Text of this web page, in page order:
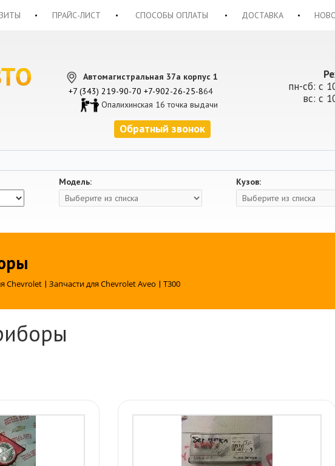
ПРАЙС-ЛИСТ СПОСОБЫ ОПЛАТЫ ДОСТАВКА
Автомагистральная 37а корпус 1
+7 (343) 219-90-70 +7-902-26-25-864
Опалихинская 16 точка выдачи
Обратный звонок
пн-сб: с
вс: с
Модель: Кузов:
Chevrolet | Запчасти для Chevrolet Aveo | T300